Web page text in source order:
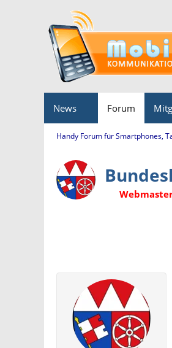
News Forum
Handy Forum für Smartphones,